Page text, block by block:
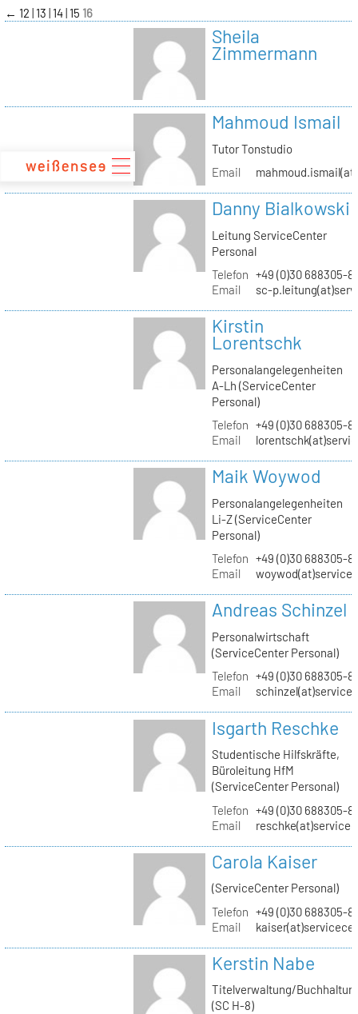
zum
Inhalt
← 12 13 14 15 16
Sheila
Zimmermann
Mahmoud Ismail
Tutor Tonstudio
Email
Danny Bialkowski
Leitung ServiceCenter
Personal
Telefon +49 (0)30 688305-
Email
sc-
Kirstin
Lorentschk
Personalangelegenheiten
A-Lh (ServiceCenter
Personal)
Telefon +49 (0)30 688305-
Email
Maik Woywod
Personalangelegenheiten
Li-Z (ServiceCenter
Personal)
Telefon +49 (0)30 688305-
Email
Andreas Schinzel
Personalwirtschaft
(ServiceCenter Personal)
Telefon +49 (0)30 688305-
Email
Isgarth Reschke
Studentische Hilfskräfte,
Büroleitung HfM
(ServiceCenter Personal)
Telefon +49 (0)30 688305-
Email
Carola Kaiser
(ServiceCenter Personal)
Telefon +49 (0)30 688305-
Email
Kerstin Nabe
Titelverwaltung/
(SC H-8)